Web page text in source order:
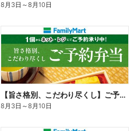
8月3日 ～8月10日
【旨さ格別、こだわり尽くし】ご予約弁当
8月3日 ～8月10日